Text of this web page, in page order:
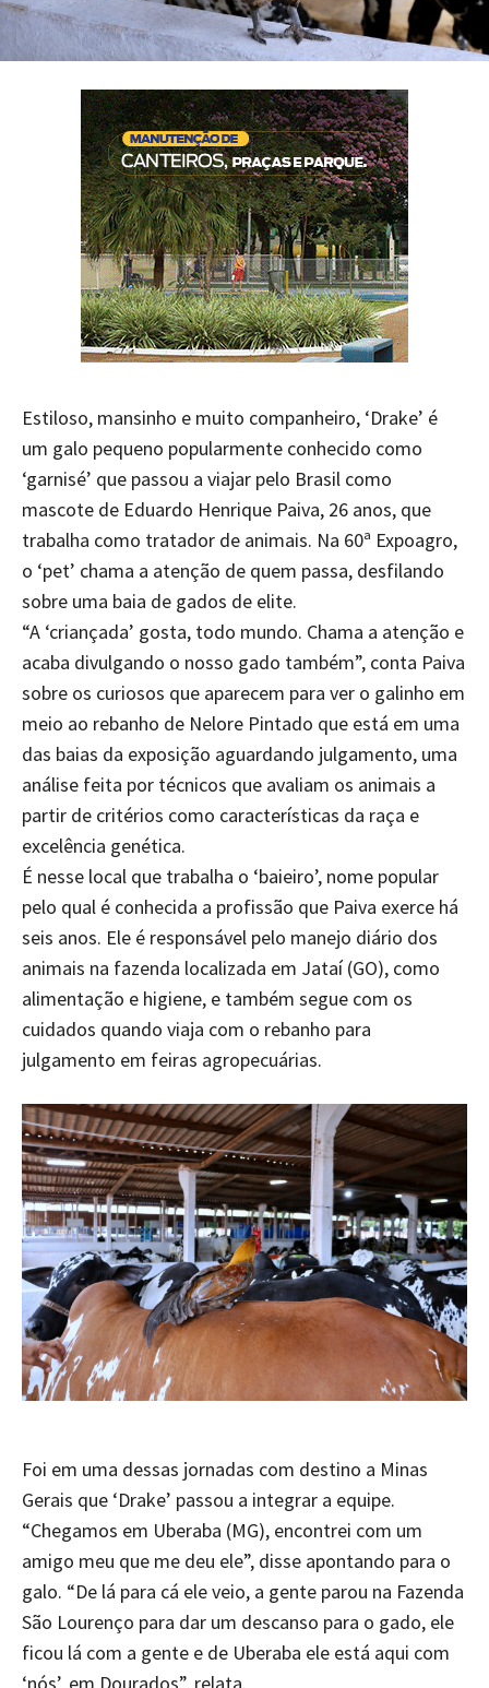
Estiloso, mansinho e muito companheiro, ‘Drake’ é
um galo pequeno popularmente conhecido como
‘garnisé’ que passou a viajar pelo Brasil como
mascote de Eduardo Henrique Paiva, 26 anos, que
trabalha como tratador de animais. Na 60ª Expoagro,
o ‘pet’ chama a atenção de quem passa, desfilando
sobre uma baia de gados de elite.
“A ‘criançada’ gosta, todo mundo. Chama a atenção e
acaba divulgando o nosso gado também”, conta Paiva
sobre os curiosos que aparecem para ver o galinho em
meio ao rebanho de Nelore Pintado que está em uma
das baias da exposição aguardando julgamento, uma
análise feita por técnicos que avaliam os animais a
partir de critérios como características da raça e
excelência genética.
É nesse local que trabalha o ‘baieiro’, nome popular
pelo qual é conhecida a profissão que Paiva exerce há
seis anos. Ele é responsável pelo manejo diário dos
animais na fazenda localizada em Jataí (GO), como
alimentação e higiene, e também segue com os
cuidados quando viaja com o rebanho para
julgamento em feiras agropecuárias.
Foi em uma dessas jornadas com destino a Minas
Gerais que ‘Drake’ passou a integrar a equipe.
“Chegamos em Uberaba (MG), encontrei com um
amigo meu que me deu ele”, disse apontando para o
galo. “De lá para cá ele veio, a gente parou na Fazenda
São Lourenço para dar um descanso para o gado, ele
ficou lá com a gente e de Uberaba ele está aqui com